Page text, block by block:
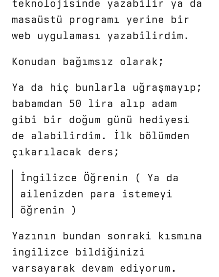
teknolojisinde yazabilir ya da
masaüstü programı yerine bir
web uygulaması yazabilirdim.
Konudan bağımsız olarak;
Ya da hiç bunlarla uğraşmayıp;
babamdan 50 lira alıp adam
gibi bir doğum günü hediyesi
de alabilirdim. İlk bölümden
çıkarılacak ders;
İngilizce Öğrenin ( Ya da
ailenizden para istemeyi
öğrenin )
Yazının bundan sonraki kısmına
ingilizce bildiğinizi
varsayarak devam ediyorum.